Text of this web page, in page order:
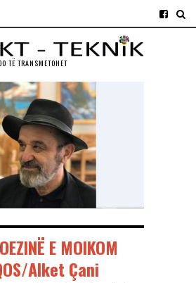
TЁ TRANSMETOHET
E MOIKOM
Alket Çani